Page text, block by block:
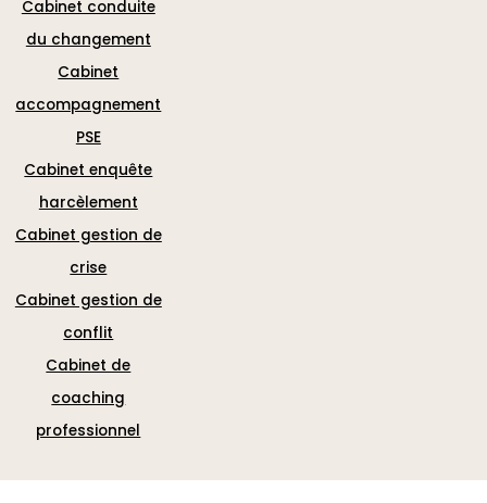
Cabinet conduite
du changement
Cabinet
accompagnement
PSE
Cabinet enquête
harcèlement
Cabinet gestion de
crise
Cabinet gestion de
conflit
Cabinet de
coaching
professionnel